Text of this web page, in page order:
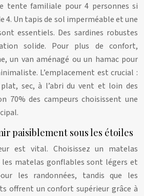
tente familiale pour 4 personnes si
4. Un tapis de sol imperméable et une
essentiels. Des sardines robustes
solide. Pour plus de confort,
un van aménagé ou un hamac pour
L’emplacement est crucial :
sec, à l’abri du vent et loin des
70% des campeurs choisissent une
paisiblement sous les étoiles
est vital. Choisissez un matelas
les matelas gonflables sont légers et
les randonnées, tandis que les
offrent un confort supérieur grâce à